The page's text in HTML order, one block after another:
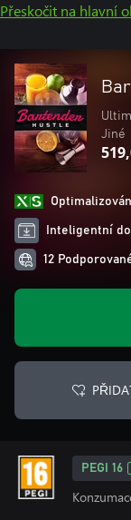
Přeskočit na hlavní
Jiné
Inteligentní
12
PEGI 16